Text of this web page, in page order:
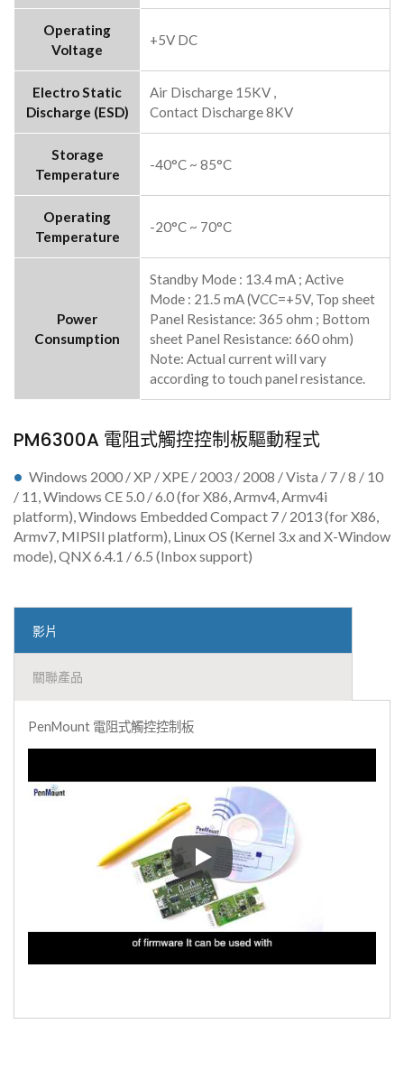
Operating
Voltage
+5V DC
Electro Static
Discharge (ESD)
Air Discharge 15KV ,
Contact Discharge 8KV
Storage
Temperature
-40°C ~ 85°C
Operating
Temperature
-20°C ~ 70°C
Power
Consumption
Standby Mode : 13.4 mA ; Active
Mode : 21.5 mA (VCC=+5V, Top sheet
Panel Resistance: 365 ohm ; Bottom
sheet Panel Resistance: 660 ohm)
Note: Actual current will vary
according to touch panel resistance.
PM6300A 電阻式觸控控制板驅動程式
Windows 2000 / XP / XPE / 2003 / 2008 / Vista / 7 / 8 / 10
/ 11, Windows CE 5.0 / 6.0 (for X86, Armv4, Armv4i
platform), Windows Embedded Compact 7 / 2013 (for X86,
Armv7, MIPSII platform), Linux OS (Kernel 3.x and X-Window
mode), QNX 6.4.1 / 6.5 (Inbox support)
影片
關聯產品
PenMount 電阻式觸控控制板
PenMount 電阻式觸控控制板